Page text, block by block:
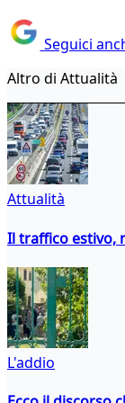
Seguici
Altro di Attualità
Attualità
Il traffico estivo,
L'addio